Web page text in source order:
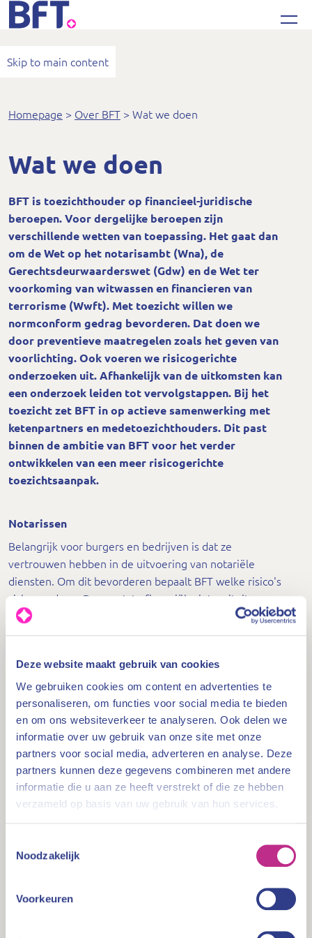
Deze website maakt gebruik van cookies
We gebruiken cookies om content en advertenties te
personaliseren, om functies voor social media te bieden
en om ons websiteverkeer te analyseren. Ook delen we
informatie over uw gebruik van onze site met onze
partners voor social media, adverteren en analyse. Deze
partners kunnen deze gegevens combineren met andere
informatie die u aan ze heeft verstrekt of die ze hebben
verzameld op basis van uw gebruik van hun services.
Noodzakelijk
Voorkeuren
Skip to main content
Bureau Financieel Toezicht
Homepage Over BFT Wat we doen
Wat we doen
BFT is toezichthouder op financieel-juridische
beroepen. Voor dergelijke beroepen zijn
verschillende wetten van toepassing. Het gaat dan
om de Wet op het notarisambt (Wna), de
Gerechtsdeurwaarderswet (Gdw) en de Wet ter
voorkoming van witwassen en financieren van
terrorisme (Wwft). Met toezicht willen we
normconform gedrag bevorderen. Dat doen we
door preventieve maatregelen zoals het geven van
voorlichting. Ook voeren we risicogerichte
onderzoeken uit. Afhankelijk van de uitkomsten kan
een onderzoek leiden tot vervolgstappen. Bij het
toezicht zet BFT in op actieve samenwerking met
ketenpartners en medetoezichthouders. Dit past
binnen de ambitie van BFT voor het verder
ontwikkelen van een meer risicogerichte
toezichtsaanpak.
Notarissen
Belangrijk voor burgers en bedrijven is dat ze
vertrouwen hebben in de uitvoering van notariële
diensten. Om dit bevorderen bepaalt BFT welke risico's
zich voordoen. De grootste financiële, integriteits- en
kwaliteitsrisico krijgen daarbij meer aandacht. Om
risicoanalyses uit te voeren maken we gebruik van
gerechtsdeurwaarders periodiek informatie aanleveren
over hun bedrijfsvoering. Vanuit verschillende
ketenpartners ontvangen we voorts signalen.
Gerechtsdeurwaarders
De werkwijze bij de gerechtsdeurwaarders is
vergelijkbaar met die bij de de notarissen. Ook hier
wordt bezien waar de grootste risico's zich voordoen.
Mede gebaseerd op signalen van ketenpartners en
aangeleverd. Signalen die worden ontvangen worden
beoordeeld om te kijken of bijvoorbeeld een onderzoek